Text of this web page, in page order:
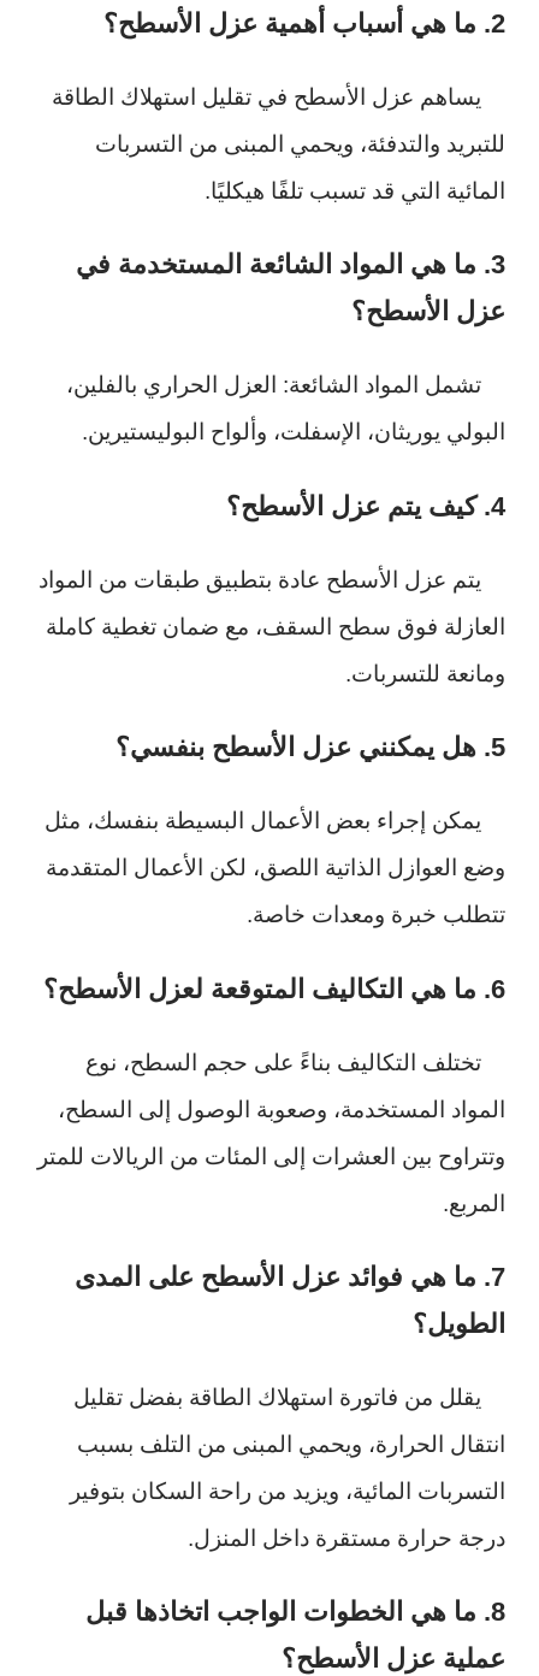
2. ما هي أسباب أهمية عزل الأسطح؟
يساهم عزل الأسطح في تقليل استهلاك الطاقة
للتبريد والتدفئة، ويحمي المبنى من التسربات
المائية التي قد تسبب تلفًا هيكليًا.
3. ما هي المواد الشائعة المستخدمة في
عزل الأسطح؟
تشمل المواد الشائعة: العزل الحراري بالفلين،
البولي يوريثان، الإسفلت، وألواح البوليستيرين.
4. كيف يتم عزل الأسطح؟
يتم عزل الأسطح عادة بتطبيق طبقات من المواد
العازلة فوق سطح السقف، مع ضمان تغطية كاملة
ومانعة للتسربات.
5. هل يمكنني عزل الأسطح بنفسي؟
يمكن إجراء بعض الأعمال البسيطة بنفسك، مثل
وضع العوازل الذاتية اللصق، لكن الأعمال المتقدمة
تتطلب خبرة ومعدات خاصة.
6. ما هي التكاليف المتوقعة لعزل الأسطح؟
تختلف التكاليف بناءً على حجم السطح، نوع
المواد المستخدمة، وصعوبة الوصول إلى السطح،
وتتراوح بين العشرات إلى المئات من الريالات للمتر
المربع.
7. ما هي فوائد عزل الأسطح على المدى
الطويل؟
يقلل من فاتورة استهلاك الطاقة بفضل تقليل
انتقال الحرارة، ويحمي المبنى من التلف بسبب
التسربات المائية، ويزيد من راحة السكان بتوفير
درجة حرارة مستقرة داخل المنزل.
8. ما هي الخطوات الواجب اتخاذها قبل
عملية عزل الأسطح؟